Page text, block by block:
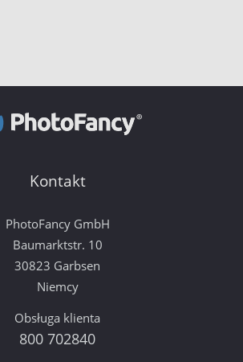
Kontakt
PhotoFancy GmbH
Baumarktstr. 10
30823 Garbsen
Niemcy
Obsługa klienta
800 702840